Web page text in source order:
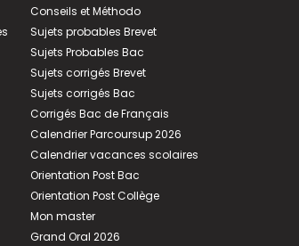
Conseils et Méthodo
Sujets probables Brevet
Sujets Probables Bac
Sujets corrigés Brevet
Sujets corrigés Bac
Corrigés Bac de Français
Calendrier Parcoursup 2026
Calendrier vacances scolaires
Orientation Post Bac
Orientation Post Collège
Mon master
Grand Oral 2026